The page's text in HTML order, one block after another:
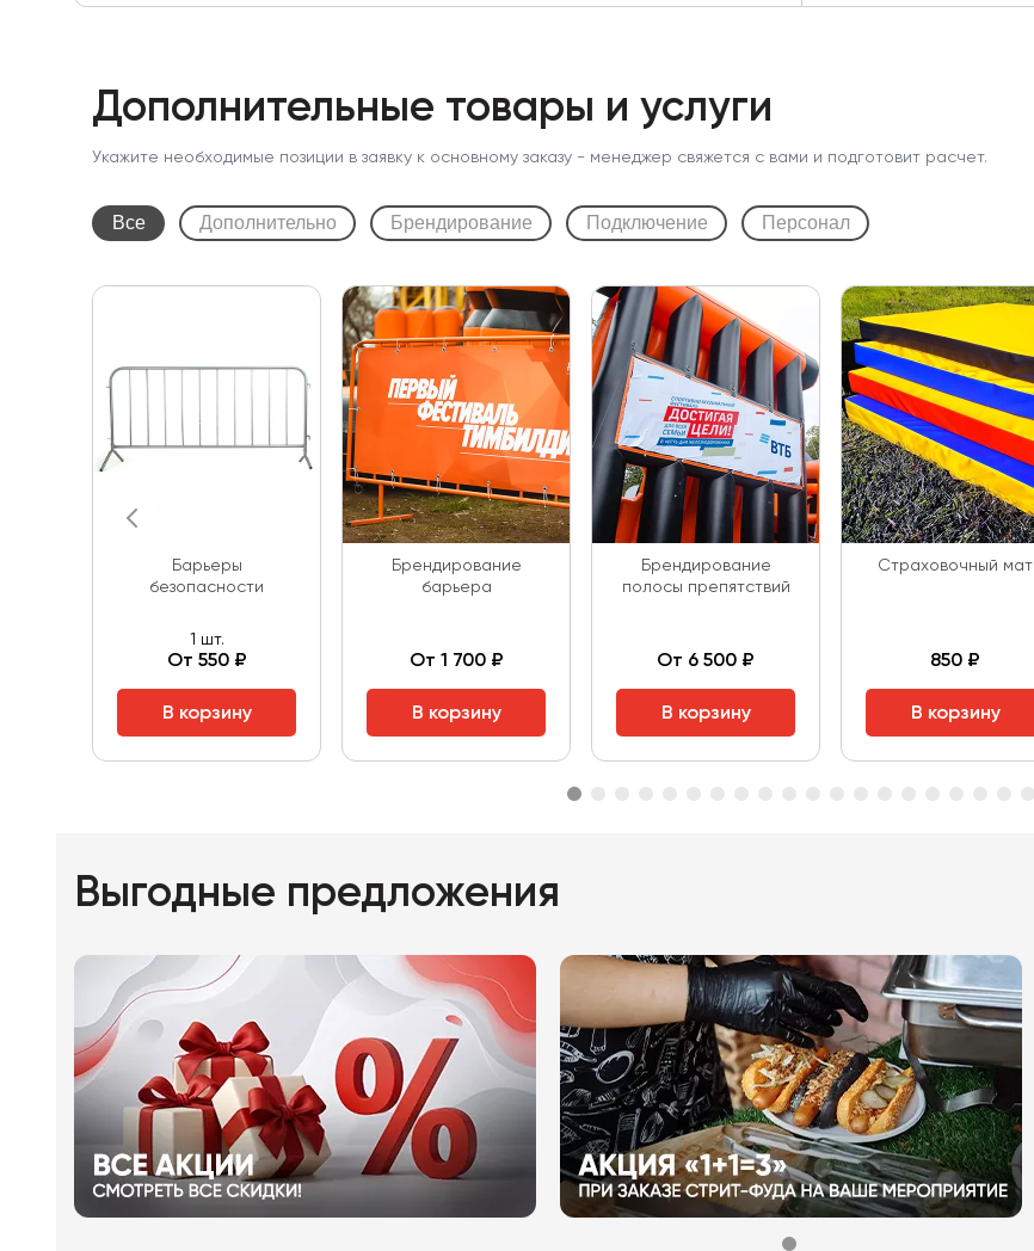
Дополнительные товары и услуги
Укажите необходимые позиции в заявку к основному заказу - менеджер свяжется с вами и подготовит расчет.
Все Дополнительно Брендирование Подключение Персонал
Барьеры
безопасности
1 шт.
От 550 ₽
В корзину
Брендирование
барьера
От 1 700 ₽
В корзину
Брендирование
полосы препятствий
От 6 500 ₽
В корзину
Страховочный мат
850 ₽
В корзину
Выгодные предложения